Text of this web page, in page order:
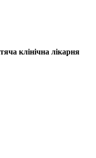
клінічна лікарня